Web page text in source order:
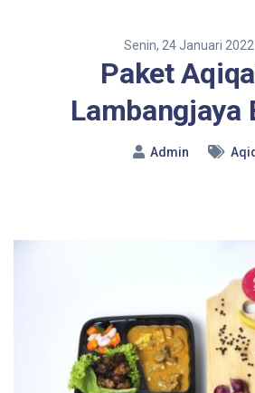
Senin, 24 Januari
Paket
Lambangjaya
Admin